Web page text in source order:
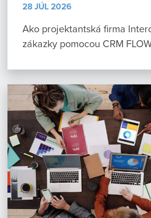
28 JÚL 2026
Ako projektantská firma
zákazky pomocou CRM